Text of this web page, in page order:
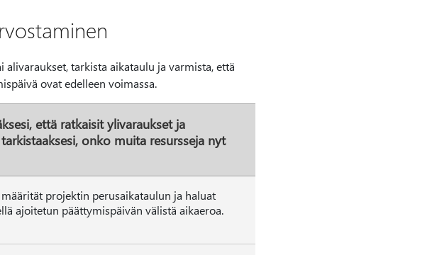
tarkista aikataulu ja varmista, että
ovat edelleen voimassa.
että ratkaisit ylivaraukset ja
onko muita resursseja nyt
projektin perusaikataulun ja haluat
ajoitetun päättymispäivän välistä aikaeroa.